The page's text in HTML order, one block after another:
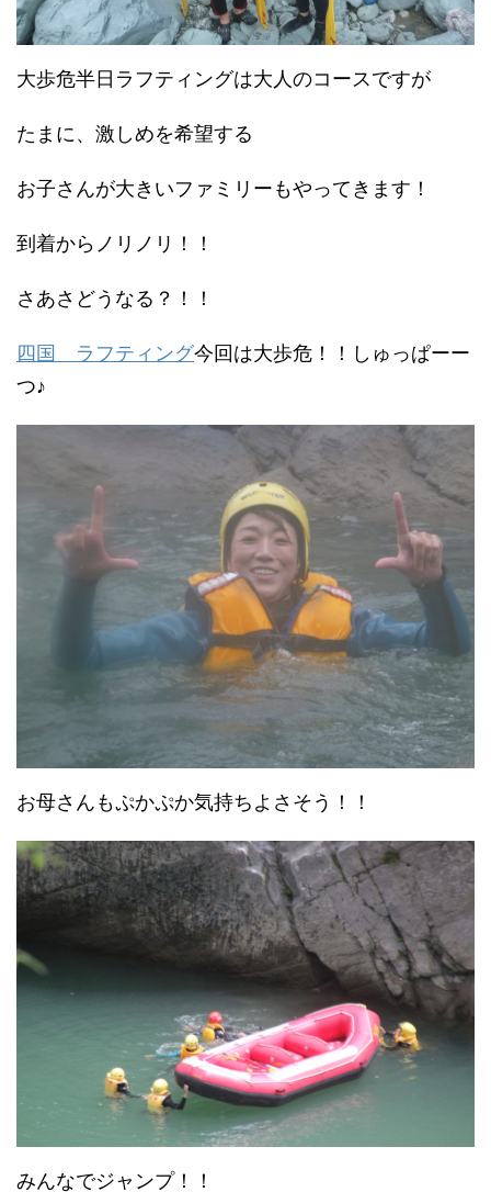
大歩危半日ラフティングは大人のコースですが
たまに、激しめを希望する
お子さんが大きいファミリーもやってきます！
到着からノリノリ！！
さあさどうなる？！！
四国 ラフティング今回は大歩危！！しゅっぱーー
つ♪
お母さんもぷかぷか気持ちよさそう！！
みんなでジャンプ！！